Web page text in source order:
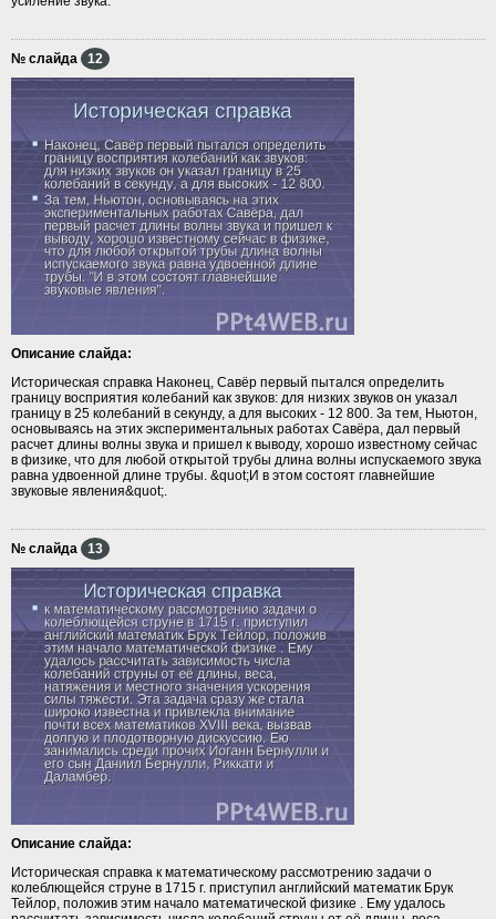
№ слайда 12
Описание слайда:
Историческая справка Наконец, Савёр первый пытался определить
границу восприятия колебаний как звуков: для низких звуков он указал
границу в 25 колебаний в секунду, а для высоких - 12 800. За тем, Ньютон,
основываясь на этих экспериментальных работах Савёра, дал первый
расчет длины волны звука и пришел к выводу, хорошо известному сейчас
в физике, что для любой открытой трубы длина волны испускаемого звука
равна удвоенной длине трубы. &quot;И в этом состоят главнейшие
звуковые явления&quot;.
№ слайда 13
Описание слайда:
Историческая справка к математическому рассмотрению задачи о
колеблющейся струне в 1715 г. приступил английский математик Брук
Тейлор, положив этим начало математической физике . Ему удалось